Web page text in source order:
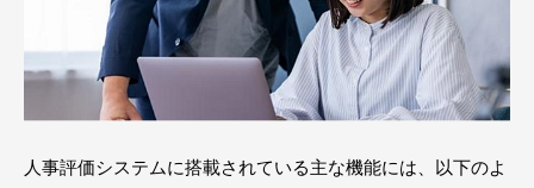
人事評価システムに搭載されている主な機能には、以下のよ